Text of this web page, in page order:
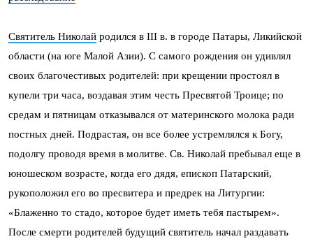
Святитель Николай родился в III в. в городе Патары, Ликийской
области (на юге Малой Азии). С самого рождения он удивлял
своих благочестивых родителей: при крещении простоял в
купели три часа, воздавая этим честь Пресвятой Троице; по
средам и пятницам отказывался от материнского молока ради
постных дней. Подрастая, он все более устремлялся к Богу,
подолгу проводя время в молитве. Св. Николай пребывал еще в
юношеском возрасте, когда его дядя, епископ Патарский,
рукоположил его во пресвитера и предрек на Литургии:
«Блаженно то стадо, которое будет иметь тебя пастырем».
После смерти родителей будущий святитель начал раздавать